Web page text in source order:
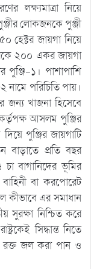
লক্ষ্যমাত্রা নিয়ে
লোকজনকে পুঞ্জী
হেক্টর জায়গা নিয়ে
২০০ একর জায়গা
১। পাশাপাশি
নামে পরিচিতি পায়।
জন্য খাজনা হিসেবে
কর্তৃপক্ষ আসলম পুঞ্জির
পুঞ্জির জায়গাটি
বাড়াতে প্রতি বছর
চা বাগানিদের ভূমির
বা করপোরেট
কীভাবে এর সমাধান
সুরক্ষা নিশ্চিত করে
সিদ্ধান্ত নিতে
রক্ত জল করা পান ও